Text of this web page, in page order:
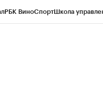
РБК ВиноСпортШкола